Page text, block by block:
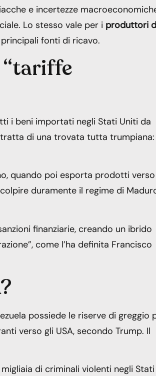
e incertezze
Lo stesso vale per i produttori
fonti di ricavo.
“tariffe
i beni importati negli Stati Uniti da
tratta di una trovata tutta
quando poi esporta prodotti
duramente il regime di
finanziarie, creando un ibrido
come l’ha definita Francisco
possiede le riserve di greggio
verso gli USA, secondo Trump. Il
di criminali violenti negli Stati